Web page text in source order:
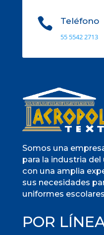
 Teléfono
55 5542 2713
Somos una
para la industria
con una amplia
sus necesidades
uniformes
POR